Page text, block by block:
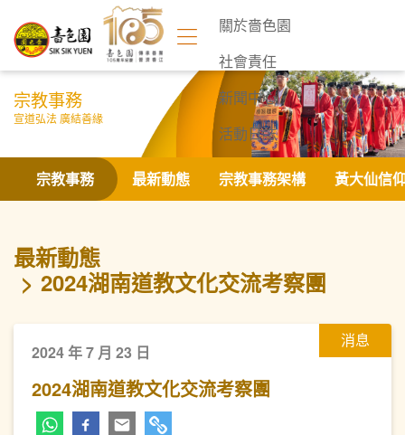
關於嗇色園
社會責任
新聞中心
活動日誌
聯絡我們
宗教事務
宣道弘法 廣結善緣
宗教事務 最新動態 宗教事務架構 黃大仙信
最新動態
2024湖南道教文化交流考察團
消息
2024 年 7 月 23 日
2024湖南道教文化交流考察團